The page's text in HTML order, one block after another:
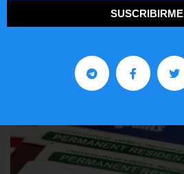
SUSCRIBIRME